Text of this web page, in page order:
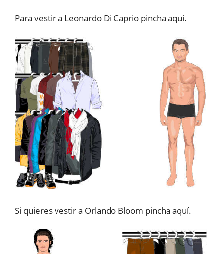
Para vestir a Leonardo Di Caprio pincha aquí.
Si quieres vestir a Orlando Bloom pincha aquí.